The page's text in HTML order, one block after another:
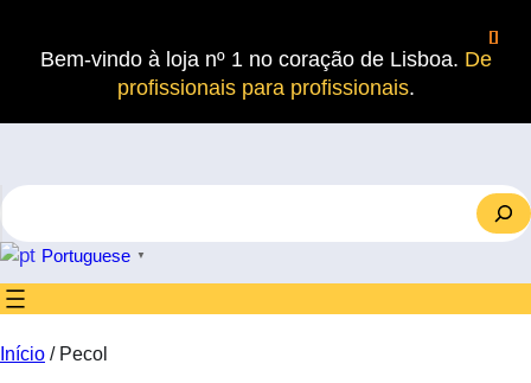
Bem-vindo à loja nº 1 no coração de Lisboa. De
profissionais para profissionais.
S
e
a
r
c
Portuguese ▼
Início / Pecol